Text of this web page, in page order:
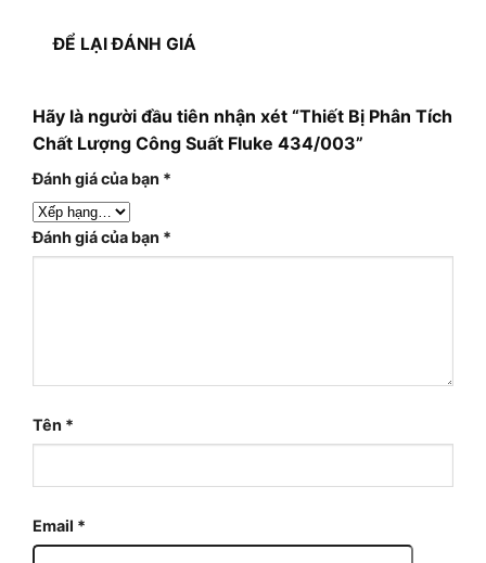
ĐỂ LẠI ĐÁNH GIÁ
Hãy là người đầu tiên nhận xét “Thiết Bị Phân Tích
Chất Lượng Công Suất Fluke 434/003”
Đánh giá của bạn *
Đánh giá của bạn *
Tên *
Email *